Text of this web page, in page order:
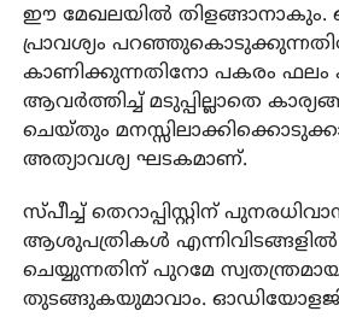
ഈ മേഖലയിൽ തിളങ്ങാനാകും.
പ്രാവശ്യം
കാണിക്കുന്നതിനോ പകരം ഫലം
ആവർത്തിച്ച് മടുപ്പില്ലാതെ
ചെയ്തും
അത്യാവശ്യ ഘടകമാണ്.
സ്പീച്ച് തെറാപ്പിസ്റ്റിന്
ആശുപത്രികൾ
ചെയ്യുന്നതിന് പുറമേ
തുടങ്ങുകയുമാവാം.